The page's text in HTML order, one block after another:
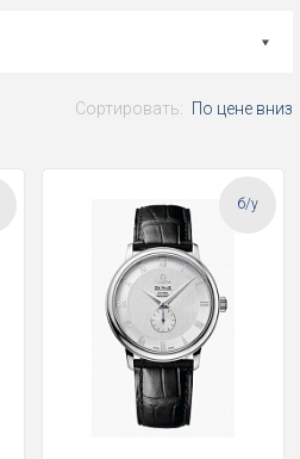
Сортировать: По цене вниз
б/у